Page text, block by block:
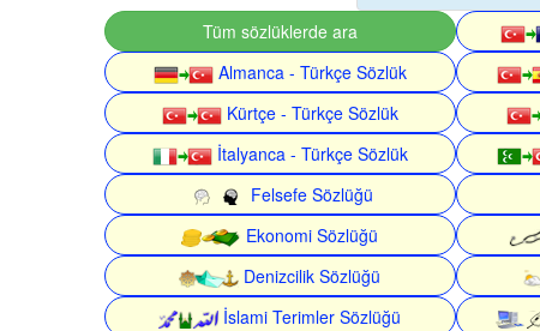
Tüm sözlüklerde ara
Almanca - Türkçe Sözlük
Kürtçe - Türkçe Sözlük
İtalyanca - Türkçe Sözlük
Felsefe Sözlüğü
Ekonomi Sözlüğü
Denizcilik Sözlüğü
İslami Terimler Sözlüğü